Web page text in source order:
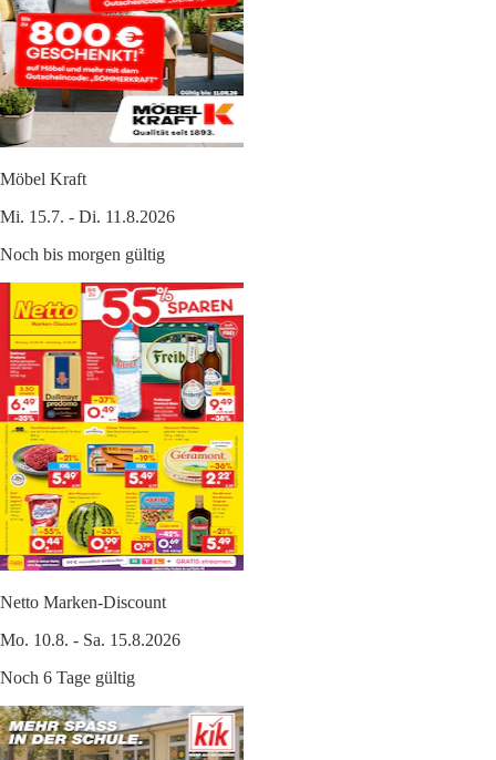
Möbel Kraft
Mi. 15.7. - Di. 11.8.2026
Noch bis morgen gültig
Netto Marken-Discount
Mo. 10.8. - Sa. 15.8.2026
Noch 6 Tage gültig